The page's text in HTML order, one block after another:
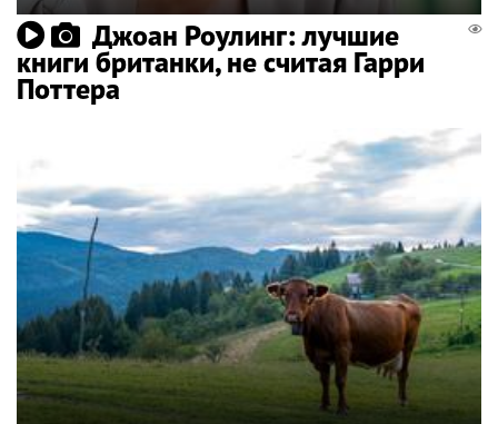
Джоан Роулинг: лучшие
книги британки, не считая Гарри
Поттера